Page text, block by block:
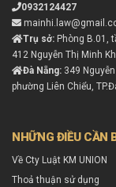
0932124427
Trụ sở: Phòng B.01,
412 Nguyễn Thị Minh
Đà Nẵng: 349
phường Liên Chiểu,
NHỮNG ĐIỀU CẦN
Về Cty Luật KM UNION
Thoả thuận sử dụng